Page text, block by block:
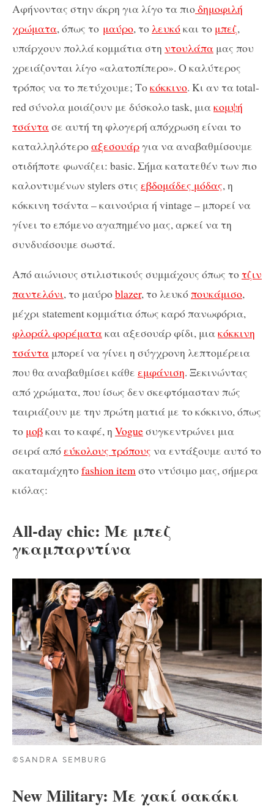
Αφήνοντας στην άκρη για λίγο τα πιοδημοφιλή
χρώματα, όπως το μαύρο, το λευκόκαι το μπεζ,
υπάρχουν πολλά κομμάτια στη ντουλάπα μας που
χρειάζονται λίγο «αλατοπίπερο». Ο καλύτερος
τρόπος να το πετύχουμε; Τοκόκκινο. Κι αν τα total-
red σύνολα μοιάζουν με δύσκολο task, μιακομψή
τσάντασε αυτή τη φλογερή απόχρωση είναι το
καταλληλότεροαξεσουάργια να αναβαθμίσουμε
οτιδήποτε φωνάζει: basic. Σήμα κατατεθέν των πιο
καλοντυμένων stylers στις εβδομάδες μόδας, η
κόκκινη τσάντα – καινούρια ή vintage – μπορεί να
γίνει το επόμενο αγαπημένο μας, αρκεί να τη
συνδυάσουμε σωστά.
Από αιώνιους στιλιστικούς συμμάχους όπως τοτζιν
παντελόνι, το μαύροblazer, το λευκόπουκάμισο,
μέχρι statement κομμάτια όπως καρό πανωφόρια,
φλοράλ φορέματακαι αξεσουάρ φίδι, μιακόκκινη
τσάντα μπορεί να γίνει η σύγχρονη λεπτομέρεια
που θα αναβαθμίσει κάθε εμφάνιση. Ξεκινώντας
από χρώματα, που ίσως δεν σκεφτόμασταν πώς
ταιριάζουν με την πρώτη ματιά με το κόκκινο, όπως
το μοβκαι το καφέ, η Vogueσυγκεντρώνει μια
σειρά απόεύκολους τρόπους να εντάξουμε αυτό το
ακαταμάχητοfashion itemστο ντύσιμο μας, σήμερα
κιόλας:
All-day chic: Με μπεζ
γκαμπαρντίνα
©SANDRA SEMBURG
New Military: Με χακί σακάκι